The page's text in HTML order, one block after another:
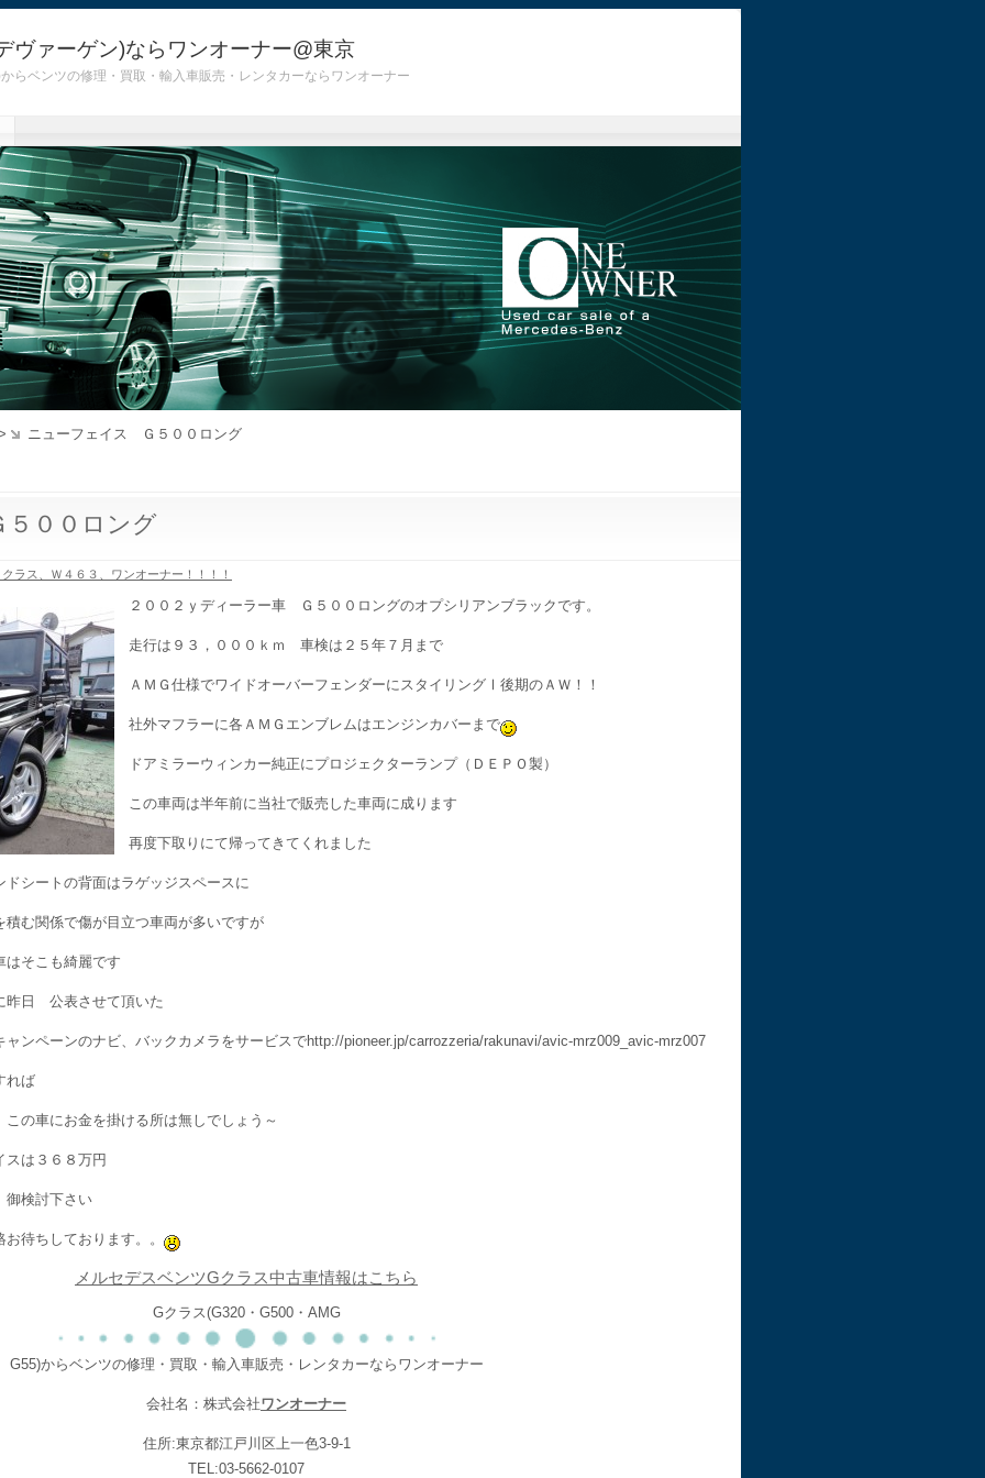
ヴァーゲン)ならワンオーナー@東京
ベンツの修理・買取・輸入車販売・レンタカーならワンオーナー
ニューフェイス Ｇ５００ロング
００ロング
クラス、Ｗ４６３、ワンオーナー！！！！
２００２ｙディーラー車 Ｇ５００ロングのオプシリアンブラックです。
走行は９３，０００ｋｍ 車検は２５年７月まで
ＡＭＧ仕様でワイドオーバーフェンダーにスタイリングⅠ後期のＡＷ！！
社外マフラーに各ＡＭＧエンブレムはエンジンカバーまで
ドアミラーウィンカー純正にプロジェクターランプ（ＤＥＰＯ製）
この車両は半年前に当社で販売した車両に成ります
再度下取りにて帰ってきてくれました
ドシートの背面はラゲッジスペースに
積む関係で傷が目立つ車両が多いですが
はそこも綺麗です
昨日 公表させて頂いた
ャンペーンのナビ、バックカメラをサービスでhttp://pioneer.jp/carrozzeria/rakunavi/avic-mrz009_avic-mrz007
れば
の車にお金を掛ける所は無しでしょう～
スは３６８万円
検討下さい
お待ちしております。。
メルセデスベンツGクラス中古車情報はこちら
Gクラス(G320・G500・AMG
G55)からベンツの修理・買取・輸入車販売・レンタカーならワンオーナー
会社名：株式会社ワンオーナー
住所:東京都江戸川区上一色3-9-1
TEL:03-5662-0107